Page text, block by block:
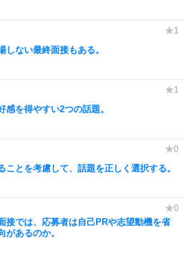
しない最終面接もある。
感を得やすい2つの話題。
ことを考慮して、話題を正しく選択する。
接では、応募者は自己PRや志望動機を省
があるのか。